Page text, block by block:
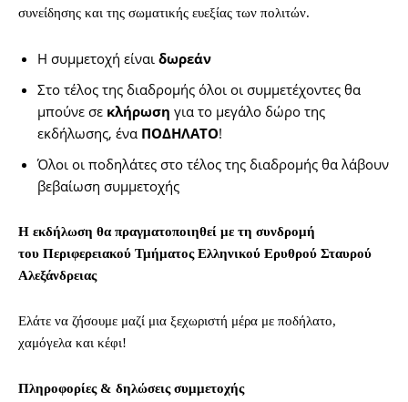
συνείδησης και της σωματικής ευεξίας των πολιτών.
Η συμμετοχή είναι δωρεάν
Στο τέλος της διαδρομής όλοι οι συμμετέχοντες θα
μπούνε σε κλήρωση για το μεγάλο δώρο της
εκδήλωσης, ένα ΠΟΔΗΛΑΤΟ!
Όλοι οι ποδηλάτες στο τέλος της διαδρομής θα λάβουν
βεβαίωση συμμετοχής
Η εκδήλωση θα πραγματοποιηθεί με τη συνδρομή
του Περιφερειακού Τμήματος Ελληνικού Ερυθρού Σταυρού
Αλεξάνδρειας
Ελάτε να ζήσουμε μαζί μια ξεχωριστή μέρα με ποδήλατο,
χαμόγελα και κέφι!
Πληροφορίες & δηλώσεις συμμετοχής